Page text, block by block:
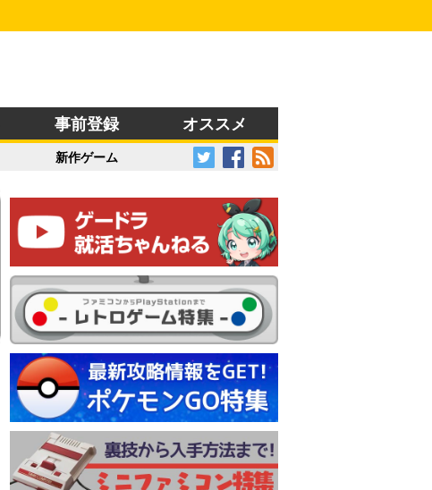
事前登録 オススメ
新作ゲーム